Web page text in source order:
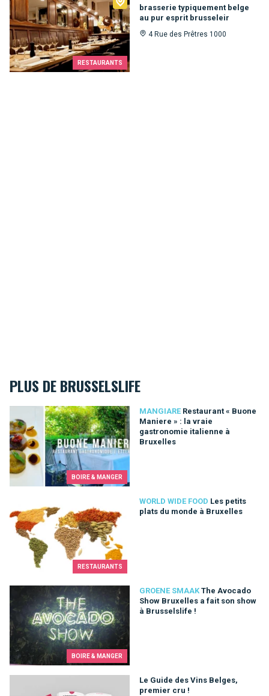
RESTAURANTS
brasserie typiquement belge
au pur esprit brusseleir
4 Rue des Prêtres 1000
PLUS DE BRUSSELSLIFE
BOIRE & MANGER
MANGIARE Restaurant « Buone
Maniere » : la vraie
gastronomie italienne à
Bruxelles
Restaurant « Buone Maniere » : la vraie gastronomie italienne
RESTAURANTS
WORLD WIDE FOOD Les petits
plats du monde à Bruxelles
Les petits plats du monde à Bruxelles
BOIRE & MANGER
GROENE SMAAK The Avocado
Show Bruxelles a fait son show
à Brusselslife !
The Avocado Show Bruxelles a fait son show à Brusselslife !
Le Guide des Vins Belges,
premier cru !
Le Guide des Vins Belges, premier cru !